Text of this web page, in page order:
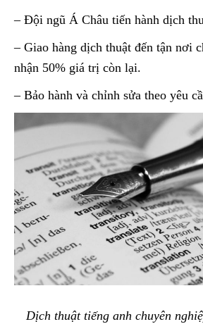
– Đội ngũ Á Châu tiến hành dịch
– Giao hàng dịch thuật đến tận nơi
nhận 50% giá trị còn lại.
– Bảo hành và chỉnh sửa theo yêu
Dịch thuật tiếng anh chuyên